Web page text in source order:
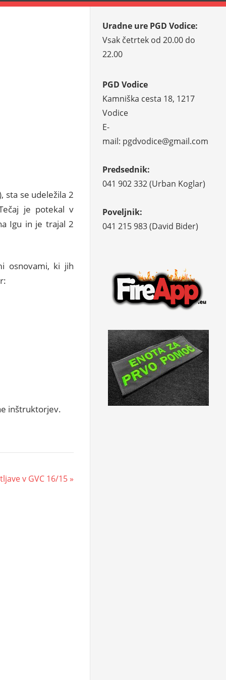
sta se udeležila 2
je potekal v
Igu in je trajal 2
osnovami, ki jih
inštruktorjev.
v GVC 16/15
Uradne ure PGD Vodice:
Vsak četrtek od 20.00 do
22.00
PGD Vodice
Kamniška cesta 18, 1217
Vodice
E-
mail: pgdvodice@gmail.com
Predsednik:
041 902 332 (Urban Koglar)
Poveljnik:
041 215 983 (David Bider)